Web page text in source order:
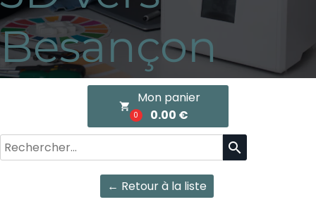
Besançon
local_grocery_store
0
Mon panier
0.00 €
search
← Retour à la liste